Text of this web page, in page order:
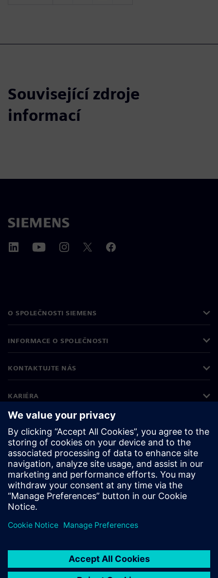
Související zdroje
informací
O SPOLEČNOSTI SIEMENS
INFORMACE O SPOLEČNOSTI
KONTAKTUJTE NÁS
KARIÉRA
©Siemens 2026
Informace o firmě
Oznámení o ochraně osobních údajů
Oznámení o souborech cookie
Podmínky používání
Digitální ID
Oznamování porušení